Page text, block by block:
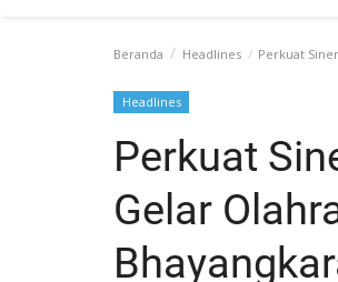
Beranda Headlines Perkuat
Headlines
Perkuat
Gelar